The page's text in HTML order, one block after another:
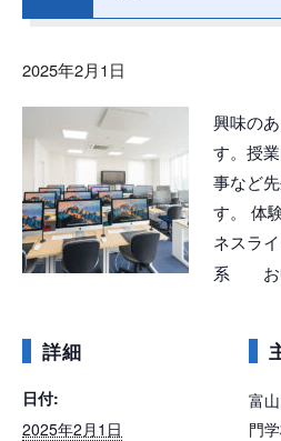
2025年2月1日
興味の
す。授
事など
す。 体
ネスラ
系 お申
詳細
日付:
2025年2月1日
富
門